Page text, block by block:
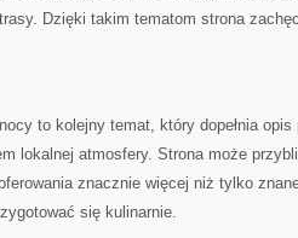
Dzięki takim tematom strona
to kolejny temat, który dopełnia
lokalnej atmosfery. Strona może
znacznie więcej niż tylko
się kulinarnie.